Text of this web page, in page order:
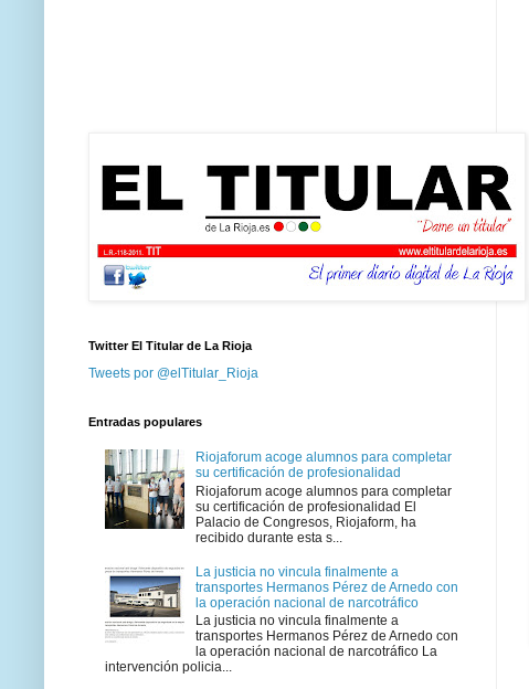
Twitter El Titular de La Rioja
Tweets por @elTitular_Rioja
Entradas populares
Riojaforum acoge alumnos para completar
su certificación de profesionalidad
Riojaforum acoge alumnos para completar
su certificación de profesionalidad El
Palacio de Congresos, Riojaform, ha
recibido durante esta s...
La justicia no vincula finalmente a
transportes Hermanos Pérez de Arnedo con
la operación nacional de narcotráfico
La justicia no vincula finalmente a
transportes Hermanos Pérez de Arnedo con
la operación nacional de narcotráfico La
intervención policia...